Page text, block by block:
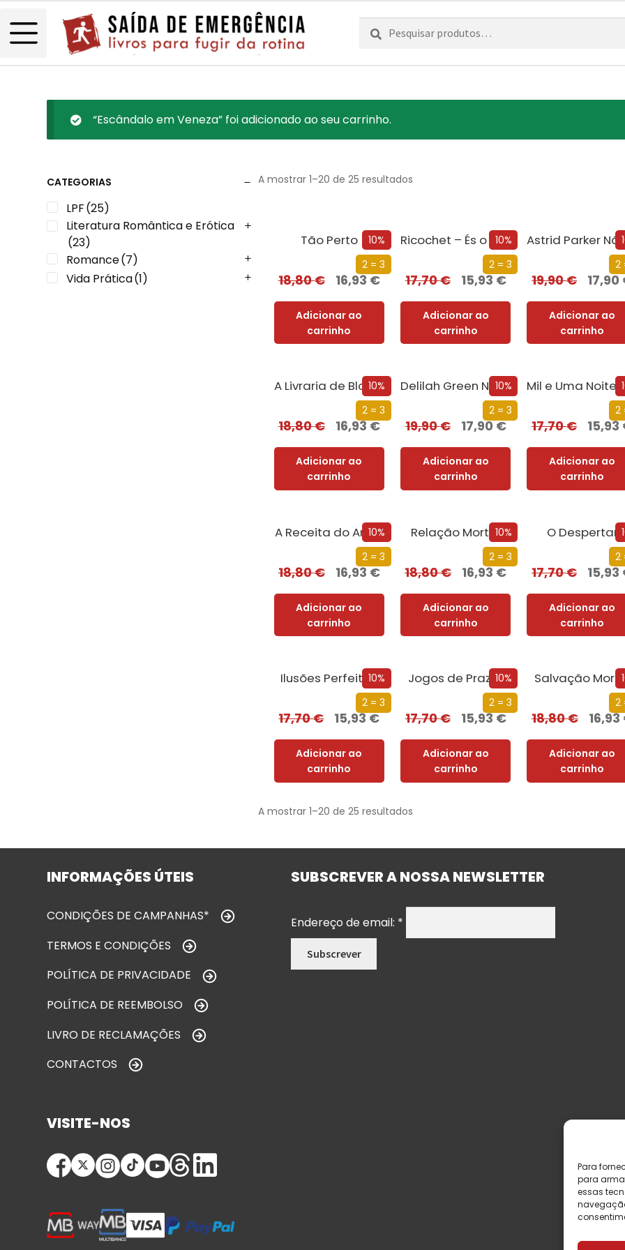
Para
para
essas
Pesquisar
por:
Pesquisa
“Escândalo em Veneza” foi adicionado ao seu carrinho.
CATEGORIAS
LPF(25)
Literatura Romântica e Erótica
(23)
Romance(7)
Vida Prática(1)
A mostrar 1–20 de 25 resultados
10%
2 = 3
Tão Perto
18,80€ 16,93€
Adicionar ao
carrinho
10%
2 = 3
Ricochet – És o Meu Desejo
17,70€ 15,93€
Adicionar ao
carrinho
2
19,90€ 17,90
Adicionar ao
carrinho
10%
2 = 3
A Livraria de Bloomsbury
18,80€ 16,93€
Adicionar ao
carrinho
10%
2 = 3
Delilah Green Não Quer Saber
19,90€ 17,90€
Adicionar ao
carrinho
2
17,70€ 15,93
Adicionar ao
carrinho
10%
2 = 3
A Receita do Amor
18,80€ 16,93€
Adicionar ao
carrinho
10%
2 = 3
Relação Mortal
18,80€ 16,93€
Adicionar ao
carrinho
2
O Despertar
17,70€ 15,93
Adicionar ao
carrinho
10%
2 = 3
Ilusões Perfeitas
17,70€ 15,93€
Adicionar ao
carrinho
10%
2 = 3
Jogos de Prazer
17,70€ 15,93€
Adicionar ao
carrinho
2
Salvação
18,80€ 16,93
Adicionar ao
carrinho
A mostrar 1–20 de 25 resultados
INFORMAÇÕES ÚTEIS
CONDIÇÕES DE CAMPANHAS*
TERMOS E CONDIÇÕES
POLÍTICA DE PRIVACIDADE
POLÍTICA DE REEMBOLSO
LIVRO DE RECLAMAÇÕES
CONTACTOS
SUBSCREVER A NOSSA NEWSLETTER
Endereço de email: *
VISITE-NOS